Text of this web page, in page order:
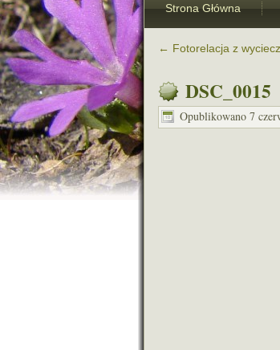
Strona Główna
← Fotorelacja z
DSC_0015
Opublikowano 7